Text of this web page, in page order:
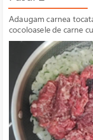
Adaugam carnea
cocoloasele de carne